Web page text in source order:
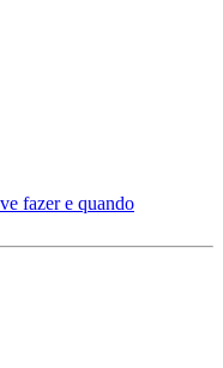
fazer e quando